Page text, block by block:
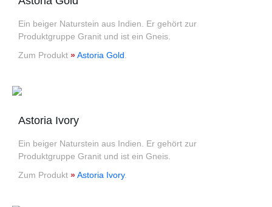
Ein beiger Naturstein aus Indien. Er gehört zur
Produktgruppe Granit und ist ein Gneis.
Zum Produkt »Astoria Gold
Astoria Ivory
Ein beiger Naturstein aus Indien. Er gehört zur
Produktgruppe Granit und ist ein Gneis.
Zum Produkt »Astoria Ivory.